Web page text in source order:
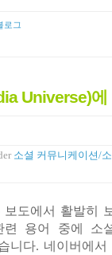
로그
Universe)에
소셜 커뮤니케이션/
도에서 활발히
용어 중에 소
니다. 네이버에